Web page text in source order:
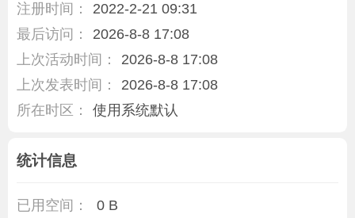
注册时间：
2022-2-21 09:31
最后访问：
2026-8-8 17:08
上次活动时间：
2026-8-8 17:08
上次发表时间：
2026-8-8 17:08
所在时区：
使用系统默认
统计信息
已用空间：
0 B